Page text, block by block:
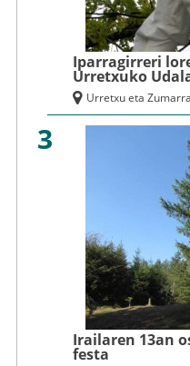
Iparragirreri
Urretxuko
Urretxu eta
3
Irailaren 13an
festa